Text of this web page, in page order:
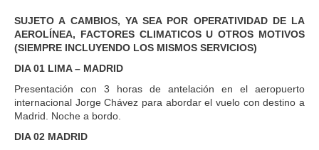
SUJETO A CAMBIOS, YA SEA POR OPERATIVIDAD DE LA
AEROLÍNEA, FACTORES CLIMATICOS U OTROS MOTIVOS
(SIEMPRE INCLUYENDO LOS MISMOS SERVICIOS)
DIA 01 LIMA – MADRID
Presentación con 3 horas de antelación en el aeropuerto
internacional Jorge Chávez para abordar el vuelo con destino a
Madrid. Noche a bordo.
DIA 02 MADRID